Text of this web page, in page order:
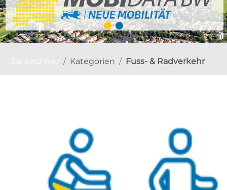
Kategorien Fuss- & Radverkehr